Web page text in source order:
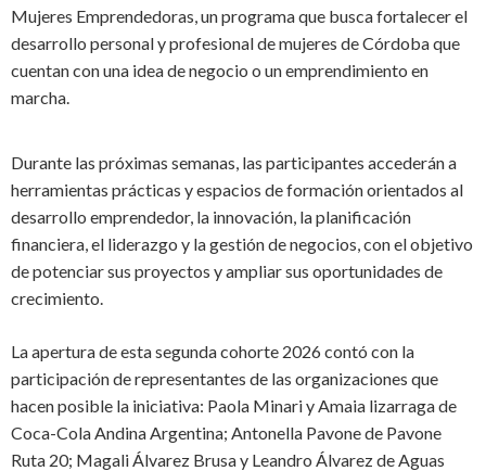
Mujeres Emprendedoras, un programa que busca fortalecer el
desarrollo personal y profesional de mujeres de Córdoba que
cuentan con una idea de negocio o un emprendimiento en
marcha.
Durante las próximas semanas, las participantes accederán a
herramientas prácticas y espacios de formación orientados al
desarrollo emprendedor, la innovación, la planificación
financiera, el liderazgo y la gestión de negocios, con el objetivo
de potenciar sus proyectos y ampliar sus oportunidades de
crecimiento.
La apertura de esta segunda cohorte 2026 contó con la
participación de representantes de las organizaciones que
hacen posible la iniciativa: Paola Minari y Amaia lizarragade
Coca-Cola Andina Argentina; Antonella Pavone de Pavone
Ruta 20; Magali Álvarez Brusa y Leandro Álvarez de Aguas